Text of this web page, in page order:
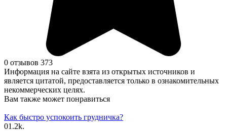
0 отзывов 373
Информация на сайте взята из открытых источников и
является цитатой, предоставляется только в ознакомительных
некоммерческих целях.
Вам также может понравиться
Как быстро успокоить грудничка?
01.2k.